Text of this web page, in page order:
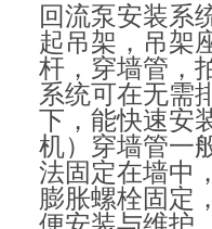
回流泵安装系
起吊架，吊架
杆，穿墙管，
系统可在无需
下，能快速安
机）穿墙管一
法固定在墙中
膨胀螺栓固定